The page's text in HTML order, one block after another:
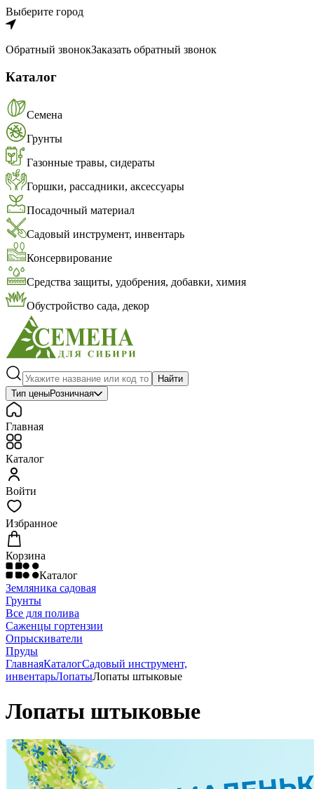
Выберите город
Обратный звонокЗаказать обратный звонок
Каталог
Семена
Грунты
Газонные травы, сидераты
Горшки, рассадники, аксессуары
Посадочный материал
Садовый инструмент, инвентарь
Консервирование
Средства защиты, удобрения, добавки, химия
Обустройство сада, декор
Найти
Тип ценыРозничная
Главная
Каталог
Войти
Избранное
Корзина
Каталог
Земляника садовая
Грунты
Все для полива
Саженцы гортензии
Опрыскиватели
Пруды
ГлавнаяКаталогСадовый инструмент,
инвентарьЛопатыЛопаты штыковые
Лопаты штыковые